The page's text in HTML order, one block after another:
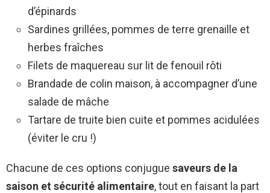
d’épinards
Sardines grillées, pommes de terre grenaille et
herbes fraîches
Filets de maquereau sur lit de fenouil rôti
Brandade de colin maison, à accompagner d’une
salade de mâche
Tartare de truite bien cuite et pommes acidulées
(éviter le cru !)
Chacune de ces options conjugue saveurs de la
saison et sécurité alimentaire, tout en faisant la part